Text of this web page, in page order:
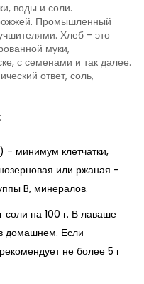
воды и соли.
Промышленный
Хлеб - это
муки,
с семенами и так далее.
ответ, соль,
минимум клетчатки,
или ржаная -
B, минералов.
соли на 100 г. В лаваше
домашнем. Если
не более 5 г